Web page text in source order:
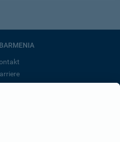
BarmeniaGothaer